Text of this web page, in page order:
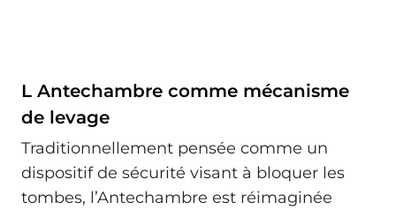
L Antechambre comme mécanisme
de levage
Traditionnellement pensée comme un
dispositif de sécurité visant à bloquer les
tombes, l’Antechambre est réimaginée